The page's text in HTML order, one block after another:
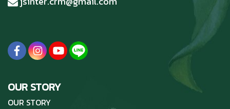
OUR STORY
OUR STORY